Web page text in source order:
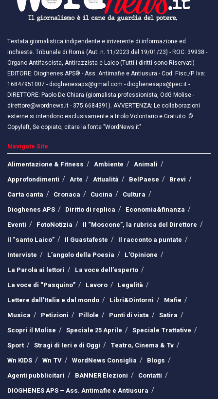
Testata giornalistica indipendente e irriverente di informazione ed
inchieste. Tribunale di Roma (Aut. n. 11/2023 del 19/01/23) - ROC: 39938 -
Organo Antifascista, Antirazzista e Laico (Tutti i diritti sono Riservati) -
EDITORE: Dioghenes APS® - Ass. Antimafie e Antiusura - Cod. Fisc./P. Iva:
16847951007 - dioghenesaps@gmail.com - dioghenesaps@pec.it - ​​
DIRETTORE: Paolo De Chiara (giornalista professionista, OdG Molise -
direttore@wordnews.it - ​​375.6684391). AVVERTENZA: Le collaborazioni
esterne si intendono esclusivamente a titolo Volontario e Gratuito. ©
Copyleft, Se copiato, citare la fonte "WordNews.it"
Navigate Site
Alimentazione & Fitness
Ambiente
Animali
Approfondimenti
Arte Attualità BelPaese
Brevi
Carta canta
Cronaca Cucina
Cultura
Dioghenes APS
Diritto di replica
Economia&finanza
Eventi
FotoNotizia
Il “Moscone”, la rubrica del Direttore
Il “santo Laico”
Il Guastafeste
Il racconto a puntate
Interviste
L’angolo della Poesia
L’Opinione
La Parola ai lettori
La voce dell’esperto
La voce di “Pasquino”
Lavoro
Legalità
Lettere dall’Italia e dal mondo
Libri&Dintorni
Mafie
Musica
Petizioni Pillole Punti di vista
Satira
Scopri il Molise
Speciale 25 Aprile
Speciale Trattative
Sport
Stragi di Ieri e di Oggi
Teatro, Cinema & Tv
Wn KIDS
Wn TV WordNews Consiglia
Blogs
Agenti pubblicitari
BANNER Elezioni
Contatti
DIOGHENES APS – Ass. Antimafie e Antiusura